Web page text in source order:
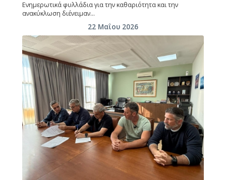
Ενημερωτικά φυλλάδια για την καθαριότητα και την
ανακύκλωση διένειμαν…
22 Μαΐου 2026